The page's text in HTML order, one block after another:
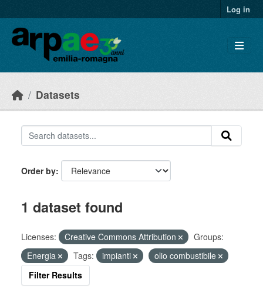
Log in
Datasets
Order by
1 dataset found
Licenses: Creative Commons Attribution
Groups:
Energia
Tags: impianti
olio combustibile
Filter Results